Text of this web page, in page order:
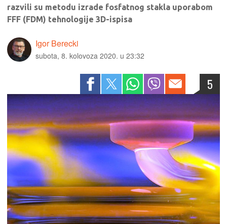
razvili su metodu izrade fosfatnog stakla uporabom
FFF (FDM) tehnologije 3D-ispisa
Igor Berecki
subota, 8. kolovoza 2020. u 23:32
5